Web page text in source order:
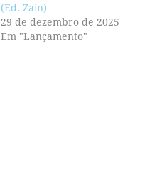
(Ed. Zain)
29 de dezembro de 2025
Em "Lançamento"